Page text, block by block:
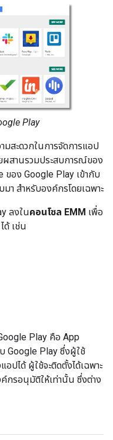
Play
มสะดวกในการจัดการแอป
ผสานรวมประสบการณ์ของ
ของ Google Play เข้ากับ
า สำหรับองค์กรโดยเฉพาะ
ลงในคอนโซล EMM เพื่อ
ด้ เช่น
Play คือ App
Google Play ซึ่งผู้ใช้
ปได้ ผู้ใช้จะติดตั้งได้เฉพาะ
กรอนุมัติให้เท่านั้น ซึ่งต่าง